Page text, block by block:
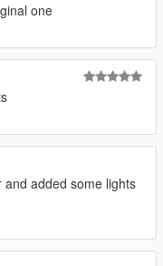
one
added some lights